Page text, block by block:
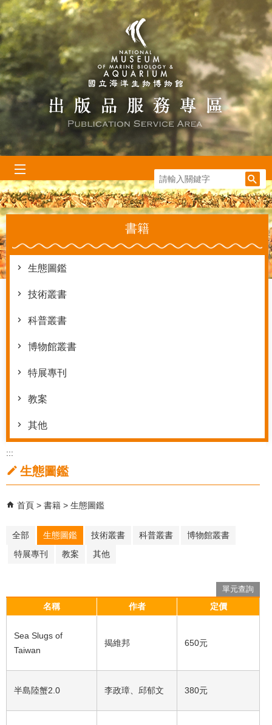
跳到主要內容區塊
:::
書籍
生態圖鑑
技術叢書
科普叢書
博物館叢書
特展專刊
教案
其他
:::
生態圖鑑
首頁 書籍 生態圖鑑
全部 生態圖鑑 技術叢書 科普叢書
博物館叢書
特展專刊
教案 其他
單元查詢
名稱 作者 定價
Sea Slugs of
Taiwan
揭維邦 650元
半島陸蟹2.0 李政璋、邱郁文 380元